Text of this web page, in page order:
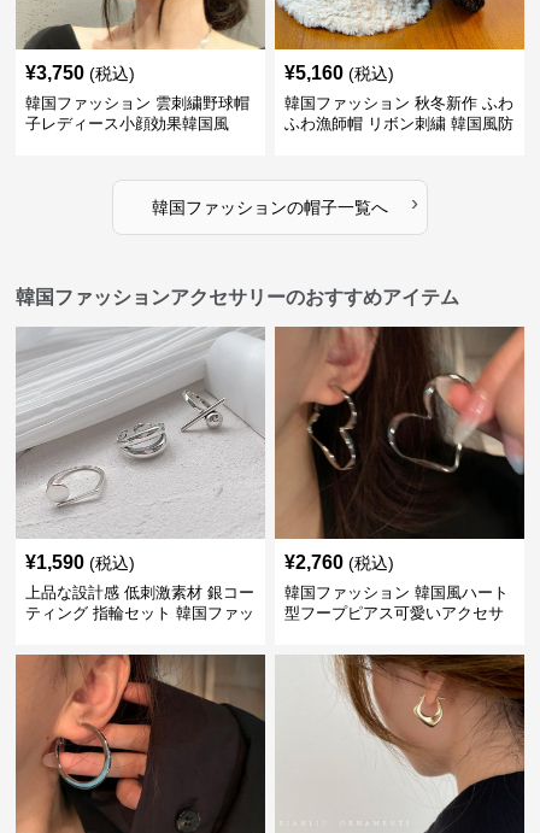
¥3,750 (税込)
韓国ファッション 雲刺繍野球帽
子レディース小顔効果韓国風
¥5,160 (税込)
韓国ファッション 秋冬新作 ふわ
ふわ漁師帽 リボン刺繍 韓国風防
韓国ファッションの帽子一覧へ ›
韓国ファッションアクセサリーのおすすめアイテム
¥1,590 (税込)
上品な設計感 低刺激素材 銀コー
ティング 指輪セット 韓国ファッ
¥2,760 (税込)
韓国ファッション 韓国風ハート
型フープピアス可愛いアクセサ